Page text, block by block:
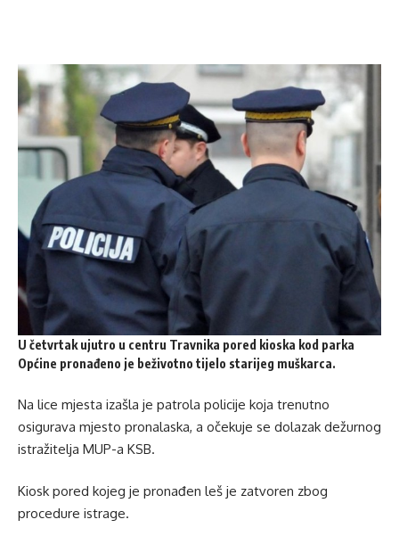
U četvrtak ujutro u centru Travnika pored kioska kod parka
Općine pronađeno je beživotno tijelo starijeg muškarca.
Na lice mjesta izašla je patrola policije koja trenutno
osigurava mjesto pronalaska, a očekuje se dolazak dežurnog
istražitelja MUP-a KSB.
Kiosk pored kojeg je pronađen leš je zatvoren zbog
procedure istrage.